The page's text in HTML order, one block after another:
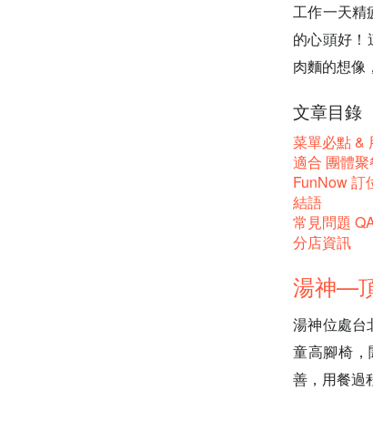
工作一天精
的心頭好
肉麵的想像
文章目錄
菜單必點 &
適合 團體聚
FunNow 訂
結語
常見問題
分店資訊
湯神—
湯神位處台
童高腳椅
善，用餐過